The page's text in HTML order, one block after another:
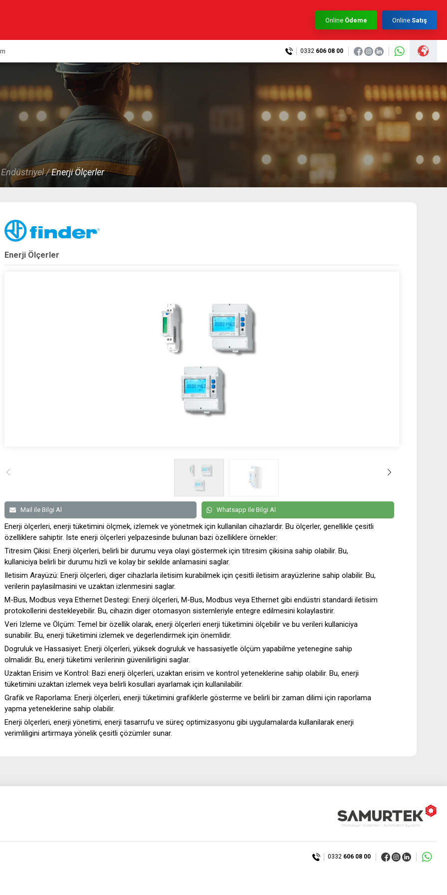
×
0332 606 08 00
info@samurtek.com.tr
Online Ödeme Online Satış
0332 606 08 00
/Enerji Ölçerler
Ürünlerimiz
Çözümlerimiz
KVK
Multimedya
Kalite & Belgeler
İletişim
Enerji Ölçerler
Mail ile Bilgi Al Whatsapp ile Bilgi Al
Enerji ölçerleri, enerji tüketimini ölçmek, izlemek ve yönetmek için kullanilan cihazlardir. Bu ölçerler, genellikle çesitli
özelliklere sahiptir. Iste enerji ölçerleri yelpazesinde bulunan bazi özelliklere örnekler:
Titresim Çikisi: Enerji ölçerleri, belirli bir durumu veya olayi göstermek için titresim çikisina sahip olabilir. Bu,
kullaniciya belirli bir durumu hizli ve kolay bir sekilde anlamasini saglar.
Iletisim Arayüzü: Enerji ölçerleri, diger cihazlarla iletisim kurabilmek için çesitli iletisim arayüzlerine sahip olabilir. Bu,
verilerin paylasilmasini ve uzaktan izlenmesini saglar.
M-Bus, Modbus veya Ethernet Destegi: Enerji ölçerleri, M-Bus, Modbus veya Ethernet gibi endüstri standardi iletisim
protokollerini destekleyebilir. Bu, cihazin diger otomasyon sistemleriyle entegre edilmesini kolaylastirir.
Veri Izleme ve Ölçüm: Temel bir özellik olarak, enerji ölçerleri enerji tüketimini ölçebilir ve bu verileri kullaniciya
sunabilir. Bu, enerji tüketimini izlemek ve degerlendirmek için önemlidir.
Dogruluk ve Hassasiyet: Enerji ölçerleri, yüksek dogruluk ve hassasiyetle ölçüm yapabilme yetenegine sahip
olmalidir. Bu, enerji tüketimi verilerinin güvenilirligini saglar.
Uzaktan Erisim ve Kontrol: Bazi enerji ölçerleri, uzaktan erisim ve kontrol yeteneklerine sahip olabilir. Bu, enerji
tüketimini uzaktan izlemek veya belirli kosullari ayarlamak için kullanilabilir.
Grafik ve Raporlama: Enerji ölçerleri, enerji tüketimini grafiklerle gösterme ve belirli bir zaman dilimi için raporlama
yapma yeteneklerine sahip olabilir.
Enerji ölçerleri, enerji yönetimi, enerji tasarrufu ve süreç optimizasyonu gibi uygulamalarda kullanilarak enerji
verimliligini artirmaya yönelik çesitli çözümler sunar.
0332 606 08 00